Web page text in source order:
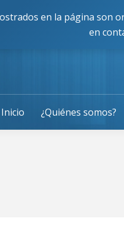
Inicio ¿Quiénes somos?
en la página son
en